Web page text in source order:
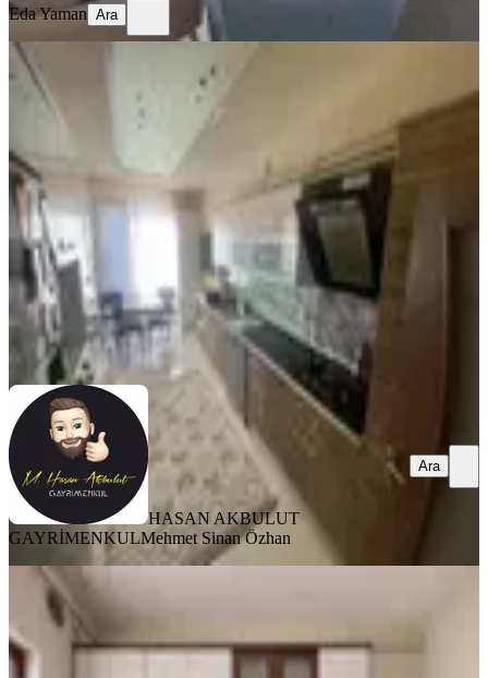
Eda Yaman Ara
BALKONLU
Özhan'dan Yukarı Çöşnük
Mahallesin'de 4+1 Satılık Daire
4+1
1. Kat ·03.08.2026
5.850.000 ₺
HASAN AKBULUT GAYRİMENKUL Mehmet Sinan Özhan
Ara
HASAN AKBULUT
GAYRİMENKULMehmet Sinan Özhan
Ara
BALKONLU
Battalgazi, Merkez Beydağı Mahallesi